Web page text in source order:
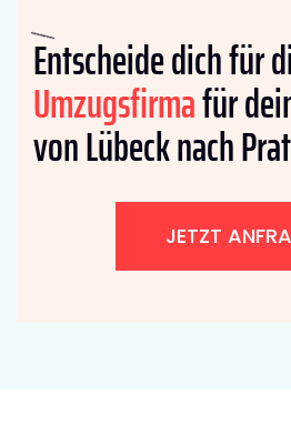
Entscheide dich für
Umzugsfirmafür
von Lübeck nach
JETZT